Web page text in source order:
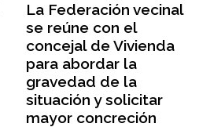
La Federación vecinal
se reúne con el
concejal de Vivienda
para abordar la
gravedad de la
situación y solicitar
mayor concreción